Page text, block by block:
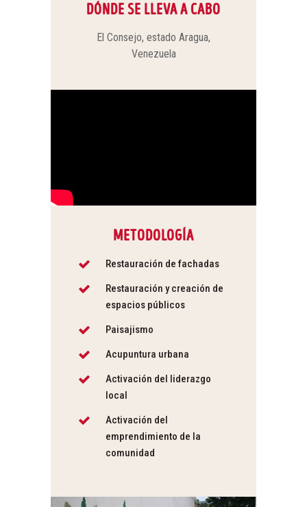
DÓNDE SE LLEVA A CABO
El Consejo, estado Aragua,
Venezuela
METODOLOGÍA
Restauración de fachadas
Restauración y creación de
espacios públicos
Paisajismo
Acupuntura urbana
Activación del liderazgo
local
Activación del
emprendimiento de la
comunidad